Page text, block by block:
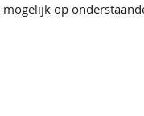
mogelijk op